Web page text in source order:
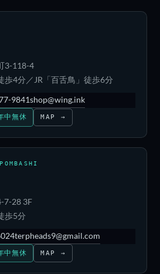
3-118-4
歩4分／JR「百舌鳥」徒歩6分
9841shop@wing.ink
無休 MAP →
7-28 3F
歩5分
terpheads9@gmail.com
無休 MAP →